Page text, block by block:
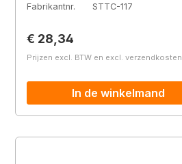
Fabrikantnr.
STTC-117
Normale prijs:
€ 28,34
Prijzen excl. BTW en excl. verzendkosten
In de winkelmand